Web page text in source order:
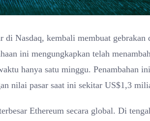
di Nasdaq, kembali membuat gebrakan
ini mengungkapkan telah
hanya satu minggu. Penambahan ini
nilai pasar saat ini sekitar US$1,3
Ethereum secara global. Di